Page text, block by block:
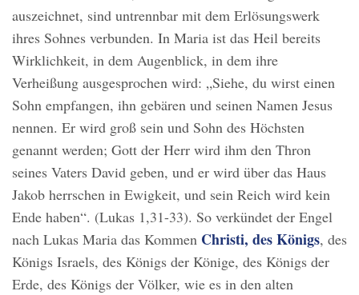
auszeichnet, sind untrennbar mit dem Erlösungswerk
ihres Sohnes verbunden. In Maria ist das Heil bereits
Wirklichkeit, in dem Augenblick, in dem ihre
Verheißung ausgesprochen wird: „Siehe, du wirst einen
Sohn empfangen, ihn gebären und seinen Namen Jesus
nennen. Er wird groß sein und Sohn des Höchsten
genannt werden; Gott der Herr wird ihm den Thron
seines Vaters David geben, und er wird über das Haus
Jakob herrschen in Ewigkeit, und sein Reich wird kein
Ende haben“. (Lukas 1,31-33). So verkündet der Engel
nach Lukas Maria das Kommen Christi, des Königs, des
Königs Israels, des Königs der Könige, des Königs der
Erde, des Königs der Völker, wie es in den alten